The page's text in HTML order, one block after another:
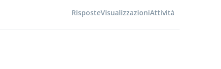
RisposteVisualizzazioniAttività